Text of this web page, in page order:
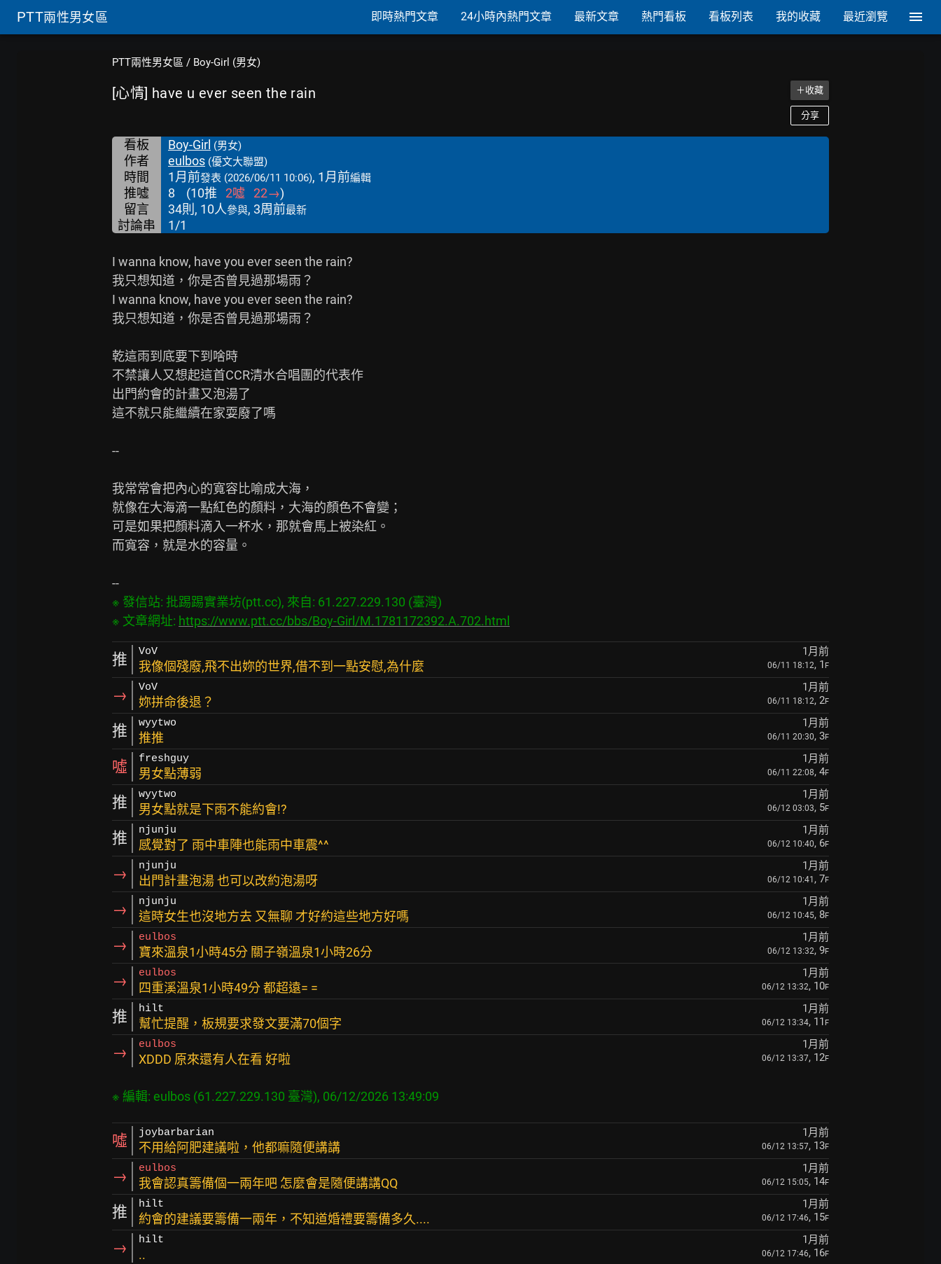
PTT兩性男女區 即時熱門文章 24小時內熱門文章 最新文章 熱門看板 看板列表 我的收藏 最近瀏覽
PTT兩性男女區 / Boy-Girl (男女)
[心情] have u ever seen the rain ＋收藏
分享
看板 Boy-Girl (男女)
作者 eulbos (優文大聯盟)
時間 1月前發表 (2026/06/11 10:06), 1月前編輯
推噓 8 (10推 2噓 22→)
留言
34則, 10人參與, 3周前最新
討論串 1/1
I wanna know, have you ever seen the rain?
我只想知道，你是否曾見過那場雨？
I wanna know, have you ever seen the rain?
我只想知道，你是否曾見過那場雨？
乾這雨到底要下到啥時
不禁讓人又想起這首CCR清水合唱團的代表作
出門約會的計畫又泡湯了
這不就只能繼續在家耍廢了嗎
--
我常常會把內心的寬容比喻成大海，
就像在大海滴一點紅色的顏料，大海的顏色不會變；
可是如果把顏料滴入一杯水，那就會馬上被染紅。
而寬容，就是水的容量。
※ 發信站: 批踢踢實業坊(ptt.cc), 來自: 61.227.229.130 (臺灣)
※ 文章網址: https://www.ptt.cc/bbs/Boy-Girl/M.1781172392.A.702.html
推 VoV 1月前
我像個殘廢,飛不出妳的世界,借不到一點安慰,為什麼 06/11 18:12, 1 F
→ VoV 1月前
妳拼命後退？ 06/11 18:12, 2F
推 wyytwo 1月前
推推 06/11 20:30, 3F
噓 freshguy 1月前
男女點薄弱 06/11 22:08, 4F
推 wyytwo 1月前
男女點就是下雨不能約會!? 06/12 03:03, 5F
推 njunju 1月前
感覺對了 雨中車陣也能雨中車震^^ 06/12 10:40, 6F
→ njunju 1月前
出門計畫泡湯 也可以改約泡湯呀 06/12 10:41 , 7F
→ njunju 1月前
這時女生也沒地方去 又無聊 才好約這些地方好嗎 06/12 10:45, 8F
→ eulbos 1月前
寶來溫泉1小時45分 關子嶺溫泉1小時26分 06/12 13:32, 9F
→ eulbos 1月前
四重溪溫泉1小時49分 都超遠= = 06/12 13:32, 10F
推 hilt 1月前
幫忙提醒，板規要求發文要滿70個字 06/12 13:34, 11 F
→ eulbos 1月前
XDDD 原來還有人在看 好啦 06/12 13:37, 12F
噓 joybarbarian 1月前
不用給阿肥建議啦，他都嘛隨便講講 06/12 13:57, 13F
→ eulbos 1月前
我會認真籌備個一兩年吧 怎麼會是隨便講講QQ 06/12 15:05, 14F
推 hilt 1月前
約會的建議要籌備一兩年，不知道婚禮要籌備多久.... 06/12 17:46, 15F
→ hilt 1月前
.. 06/12 17:46, 16F